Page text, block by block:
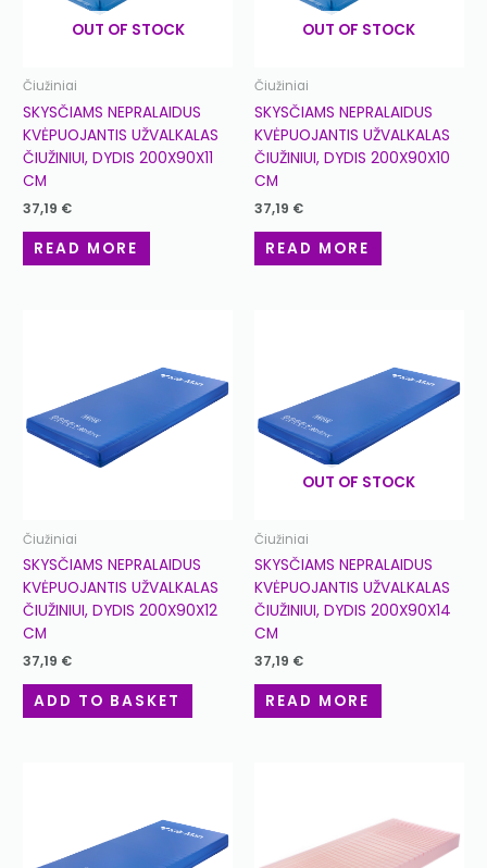
OUT OF STOCK
Čiužiniai
SKYSČIAMS NEPRALAIDUS
KVĖPUOJANTIS UŽVALKALAS
ČIUŽINIUI, DYDIS 200X90X11
CM
37,19 €
READ MORE
OUT OF STOCK
Čiužiniai
SKYSČIAMS NEPRALAIDUS
KVĖPUOJANTIS UŽVALKALAS
ČIUŽINIUI, DYDIS 200X90X10
CM
37,19 €
READ MORE
Čiužiniai
SKYSČIAMS NEPRALAIDUS
KVĖPUOJANTIS UŽVALKALAS
ČIUŽINIUI, DYDIS 200X90X12
CM
37,19 €
ADD TO BASKET
OUT OF STOCK
Čiužiniai
SKYSČIAMS NEPRALAIDUS
KVĖPUOJANTIS UŽVALKALAS
ČIUŽINIUI, DYDIS 200X90X14
CM
37,19 €
READ MORE